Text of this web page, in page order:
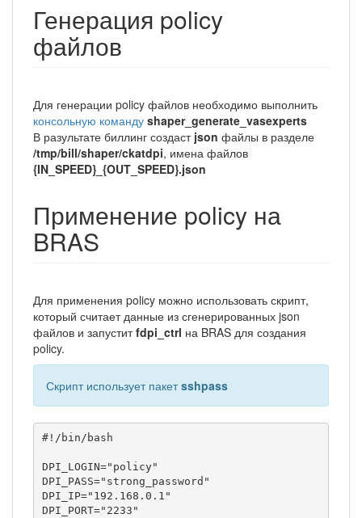
Генерация policy
файлов
Для генерации policy файлов необходимо выполнить
консольную команду shaper_generate_vasexperts
В разультате биллинг создаст json файлы в разделе
/tmp/bill/shaper/ckatdpi, имена файлов
{IN_SPEED}_{OUT_SPEED}.json
Применение policy на
BRAS
Для применения policy можно использовать скрипт,
который считает данные из сгенерированных json
файлов и запуститfdpi_ctrl на BRAS для создания
policy.
Скрипт использует пакетsshpass
#!/bin/bash
DPI_LOGIN="policy"
DPI_PASS="strong_password"
DPI_IP="192.168.0.1"
DPI_PORT="2233"